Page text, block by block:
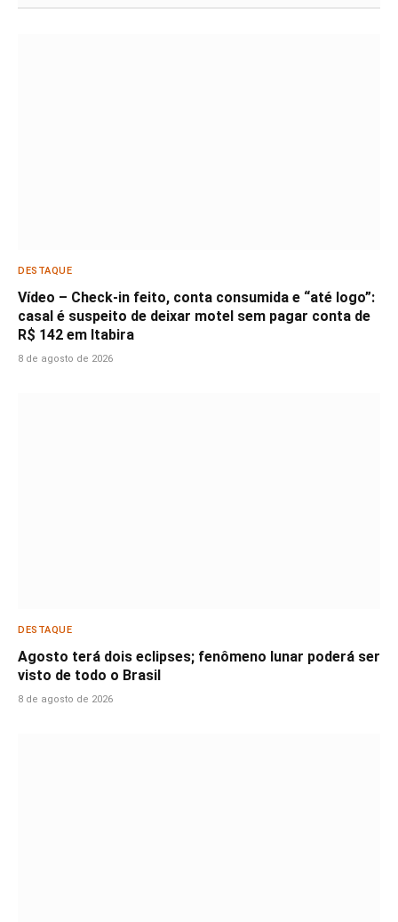
DESTAQUE
Vídeo – Check-in feito, conta consumida e “até logo”:
casal é suspeito de deixar motel sem pagar conta de
R$ 142 em Itabira
8 de agosto de 2026
DESTAQUE
Agosto terá dois eclipses; fenômeno lunar poderá ser
visto de todo o Brasil
8 de agosto de 2026